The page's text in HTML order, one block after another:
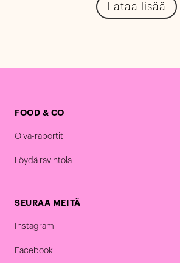
Lataa lisää
FOOD & CO
Oiva-raportit
Löydä ravintola
SEURAA MEITÄ
Instagram
Facebook